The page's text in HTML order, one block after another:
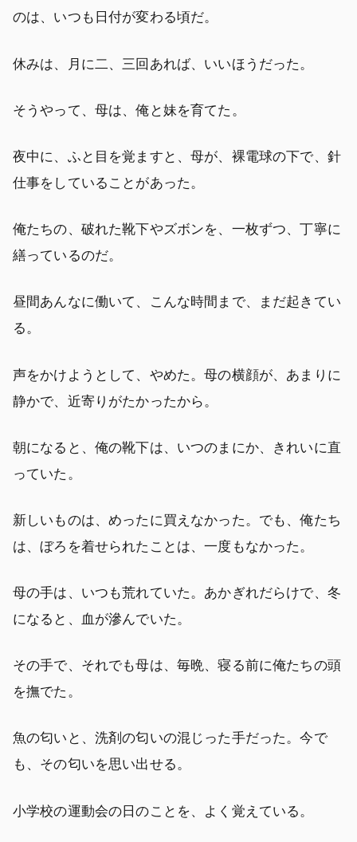
のは、いつも日付が変わる頃だ。
休みは、月に二、三回あれば、いいほうだった。
そうやって、母は、俺と妹を育てた。
夜中に、ふと目を覚ますと、母が、裸電球の下で、針
仕事をしていることがあった。
俺たちの、破れた靴下やズボンを、一枚ずつ、丁寧に
繕っているのだ。
昼間あんなに働いて、こんな時間まで、まだ起きてい
る。
声をかけようとして、やめた。母の横顔が、あまりに
静かで、近寄りがたかったから。
朝になると、俺の靴下は、いつのまにか、きれいに直
っていた。
新しいものは、めったに買えなかった。でも、俺たち
は、ぼろを着せられたことは、一度もなかった。
母の手は、いつも荒れていた。あかぎれだらけで、冬
になると、血が滲んでいた。
その手で、それでも母は、毎晩、寝る前に俺たちの頭
を撫でた。
魚の匂いと、洗剤の匂いの混じった手だった。今で
も、その匂いを思い出せる。
小学校の運動会の日のことを、よく覚えている。